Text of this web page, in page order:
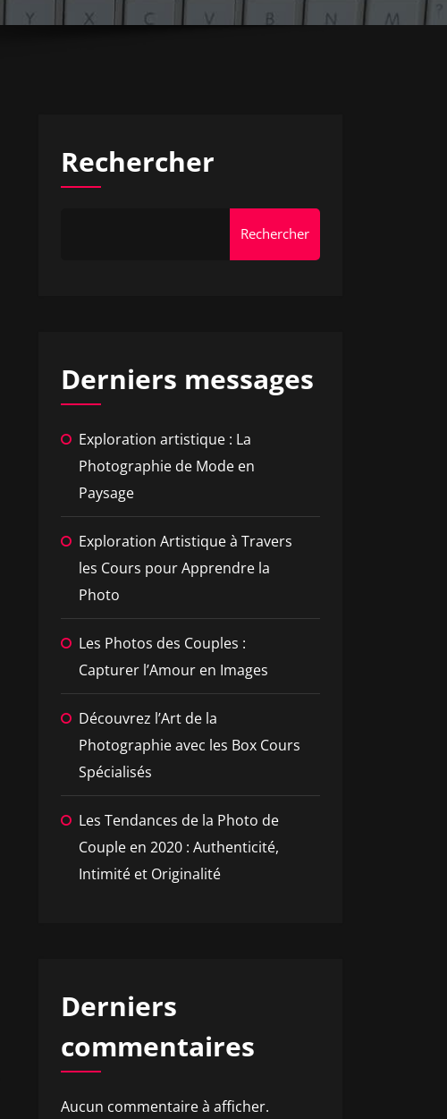
Rechercher
Rechercher
Derniers messages
Exploration artistique : La
Photographie de Mode en
Paysage
Exploration Artistique à Travers
les Cours pour Apprendre la
Photo
Les Photos des Couples :
Capturer l’Amour en Images
Découvrez l’Art de la
Photographie avec les Box Cours
Spécialisés
Les Tendances de la Photo de
Couple en 2020 : Authenticité,
Intimité et Originalité
Derniers
commentaires
Aucun commentaire à afficher.